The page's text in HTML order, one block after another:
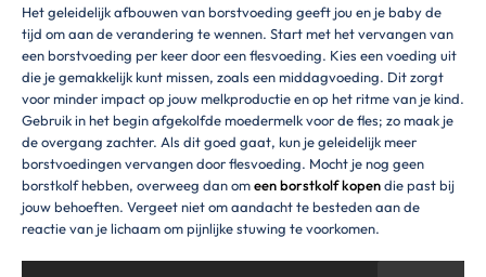
Het geleidelijk afbouwen van borstvoeding geeft jou en je baby de
tijd om aan de verandering te wennen. Start met het vervangen van
een borstvoeding per keer door een flesvoeding. Kies een voeding uit
die je gemakkelijk kunt missen, zoals een middagvoeding. Dit zorgt
voor minder impact op jouw melkproductie en op het ritme van je kind.
Gebruik in het begin afgekolfde moedermelk voor de fles; zo maak je
de overgang zachter. Als dit goed gaat, kun je geleidelijk meer
borstvoedingen vervangen door flesvoeding. Mocht je nog geen
borstkolf hebben, overweeg dan omeen borstkolf kopendie past bij
jouw behoeften. Vergeet niet om aandacht te besteden aan de
reactie van je lichaam om pijnlijke stuwing te voorkomen.